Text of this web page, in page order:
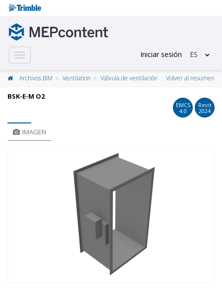
Toggle
navigation
Iniciar sesión ES
Archivos BIM Ventilation Válvula de ventilación Volver al resumen
BSK-E-M O2
EMCS
4.0
Revit
2024
IMAGEN